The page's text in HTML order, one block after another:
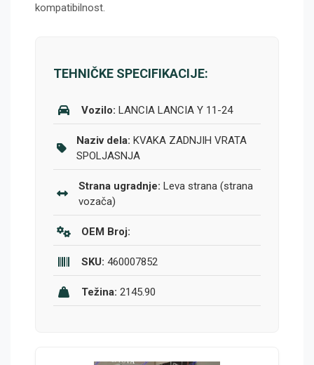
kompatibilnost.
TEHNIČKE SPECIFIKACIJE:
Vozilo: LANCIA LANCIA Y 11-24
Naziv dela: KVAKA ZADNJIH VRATA
SPOLJASNJA
Strana ugradnje: Leva strana (strana
vozača)
OEM Broj:
SKU: 460007852
Težina: 2145.90